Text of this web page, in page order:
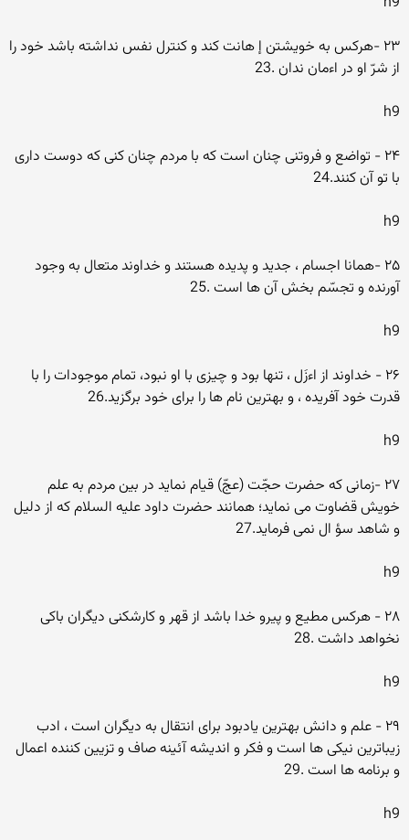
۲۳ -هرکس به خویشتن إ هانت کند و کنترل نفس نداشته باشد خود را
از شرّ او در اءمان ندان .23
h9
۲۴ - تواضع و فروتنى چنان است که با مردم چنان کنى که دوست دارى
با تو آن کنند.24
h9
۲۵ -همانا اجسام ، جدید و پدیده هستند و خداوند متعال به وجود
آورنده و تجسّم بخش آن ها است .25
h9
۲۶ - خداوند از اءزَل ، تنها بود و چیزى با او نبود، تمام موجودات را با
قدرت خود آفریده ، و بهترین نام ها را براى خود برگزید.26
h9
۲۷ -زمانى که حضرت حجّت (عجّ) قیام نماید در بین مردم به علم
خویش قضاوت مى نماید؛ همانند حضرت داود علیه السلام که از دلیل
و شاهد سؤ ال نمى فرماید.27
h9
۲۸ - هرکس مطیع و پیرو خدا باشد از قهر و کارشکنى دیگران باکى
نخواهد داشت .28
h9
۲۹ - علم و دانش بهترین یادبود براى انتقال به دیگران است ، ادب
زیباترین نیکى ها است و فکر و اندیشه آئینه صاف و تزیین کننده اعمال
و برنامه ها است .29
h9